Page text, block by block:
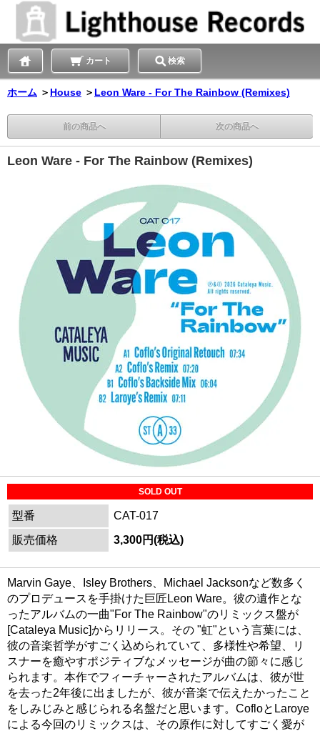
カート 検索
ホーム ＞ House ＞ Leon Ware - For The Rainbow (Remixes)
前の商品へ 次の商品へ
Leon Ware - For The Rainbow (Remixes)
SOLD OUT
型番
CAT-017
販売価格
3,300円(税込)
Marvin Gaye、Isley Brothers、Michael Jacksonなど数多く
のプロデュースを手掛けた巨匠Leon Ware。彼の遺作とな
ったアルバムの一曲"For The Rainbow"のリミックス盤が
[Cataleya Music]からリリース。その "虹"という言葉には、
彼の音楽哲学がすごく込められていて、多様性や希望、リ
スナーを癒やすポジティブなメッセージが曲の節々に感じ
られます。本作でフィーチャーされたアルバムは、彼が世
を去った2年後に出ましたが、彼が音楽で伝えたかったこと
をしみじみと感じられる名盤だと思います。CofloとLaroye
による今回のリミックスは、その原作に対してすごく愛が